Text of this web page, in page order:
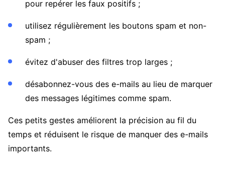
pour repérer les faux positifs ;
utilisez régulièrement les boutons spam et non-
spam ;
évitez d'abuser des filtres trop larges ;
désabonnez-vous des e-mails au lieu de marquer
des messages légitimes comme spam.
Ces petits gestes améliorent la précision au fil du
temps et réduisent le risque de manquer des e-mails
importants.